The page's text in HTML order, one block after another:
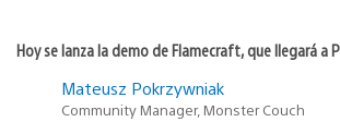
Hoy se lanza la demo de Flamecraft, que llegará a
Mateusz Pokrzywniak
Community Manager, Monster Couch